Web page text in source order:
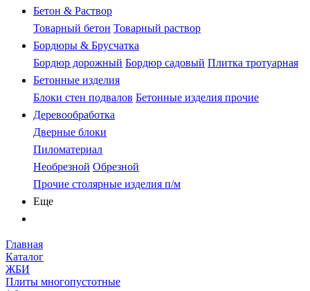
Бетон & Раствор
Товарный бетон Товарный раствор
Бордюры & Брусчатка
Бордюр дорожный Бордюр садовый Плитка тротуарная
Бетонные изделия
Блоки стен подвалов Бетонные изделия прочие
Деревообработка
Дверные блоки
Пиломатериал
Необрезной Обрезной
Прочие столярные изделия п/м
Еще
Главная
Каталог
ЖБИ
Плиты многопустотные